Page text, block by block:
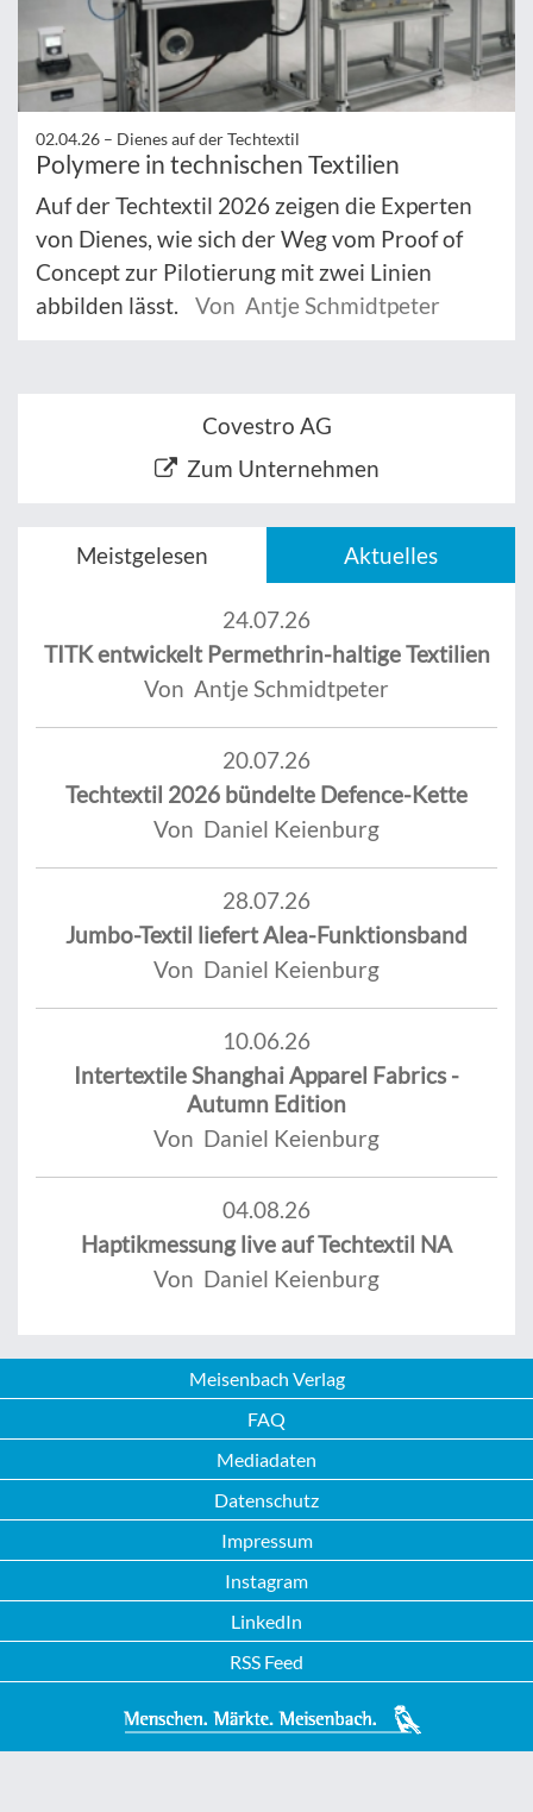
02.04.26 – Dienes auf der Techtextil
Polymere in technischen Textilien
Auf der Techtextil 2026 zeigen die Experten
von Dienes, wie sich der Weg vom Proof of
Concept zur Pilotierung mit zwei Linien
abbilden lässt.
Von Antje Schmidtpeter
Covestro AG
Zum Unternehmen
Meistgelesen Aktuelles
24.07.26
TITK entwickelt Permethrin-haltige Textilien
Von Antje Schmidtpeter
20.07.26
Techtextil 2026 bündelte Defence-Kette
Von Daniel Keienburg
28.07.26
Jumbo-Textil liefert Alea-Funktionsband
Von Daniel Keienburg
10.06.26
Intertextile Shanghai Apparel Fabrics -
Autumn Edition
Von Daniel Keienburg
04.08.26
Haptikmessung live auf Techtextil NA
Von Daniel Keienburg
Meisenbach Verlag
FAQ
Mediadaten
Datenschutz
Impressum
Instagram
LinkedIn
RSS Feed